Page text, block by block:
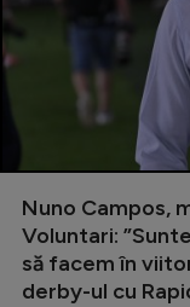
Nuno Campos,
Voluntari:
să facem în
derby-ul cu